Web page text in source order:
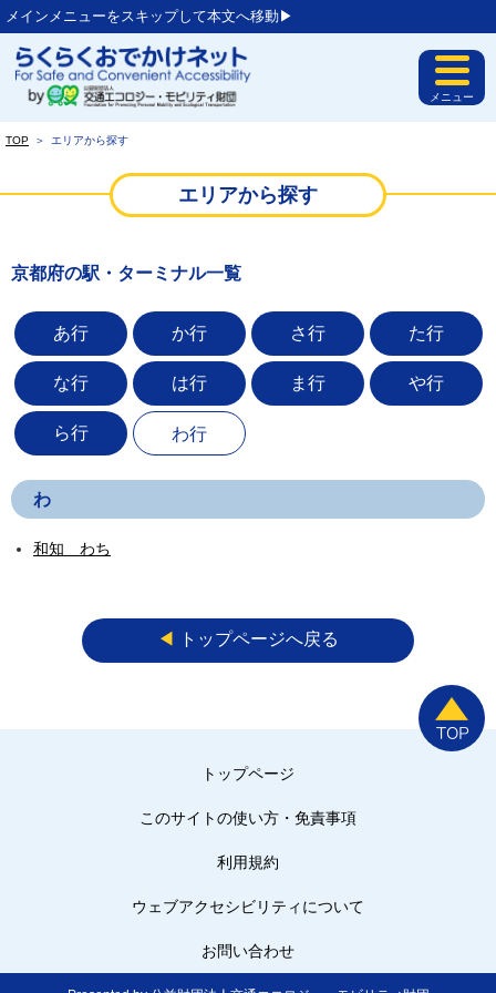
メインメニューをスキップして本文へ移動▶︎
メニュー
TOP ＞ エリアから探す
エリアから探す
京都府の駅・ターミナル一覧
あ行 か行 さ行 た行
な行 は行 ま行 や行
ら行 わ行
わ
和知 わち
◀︎ トップページへ戻る
トップページ
このサイトの使い方・免責事項
利用規約
ウェブアクセシビリティについて
お問い合わせ